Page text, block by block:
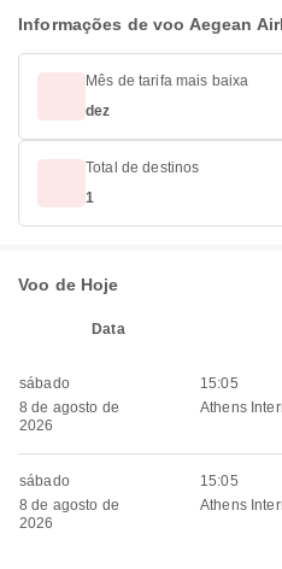
Informações de voo Aegean
Mês de tarifa mais baixa
dez
Total de destinos
1
Voo de Hoje
Data
sábado
8 de agosto de
2026
15:05
Athens
sábado
8 de agosto de
2026
15:05
Athens